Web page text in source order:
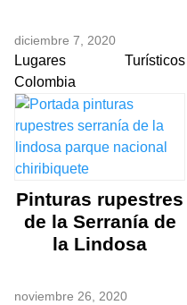
diciembre 7, 2020
Lugares Turísticos
Colombia
Pinturas rupestres
de la Serranía de
la Lindosa
noviembre 26, 2020